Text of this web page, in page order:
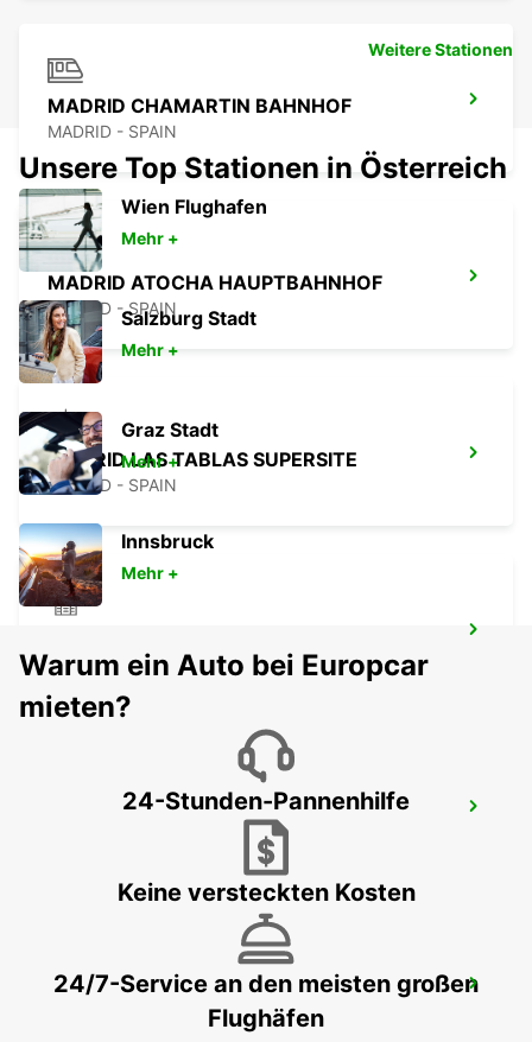
MADRID CHAMARTIN BAHNHOF
MADRID - SPAIN
MADRID ATOCHA HAUPTBAHNHOF
MADRID - SPAIN
MADRID LAS TABLAS SUPERSITE
MADRID - SPAIN
MADRID - SPAIN
MADRID LEGANES SUPERSITE
TRES CANTOS
TRES CANTOS - SPAIN
Weitere Stationen
Unsere Top Stationen in Österreich
Wien Flughafen
Mehr +
Salzburg Stadt
Mehr +
Graz Stadt
Mehr +
Innsbruck
Mehr +
Warum ein Auto bei Europcar
mieten?
24-Stunden-Pannenhilfe
Keine versteckten Kosten
24/7-Service an den meisten großen
Flughäfen